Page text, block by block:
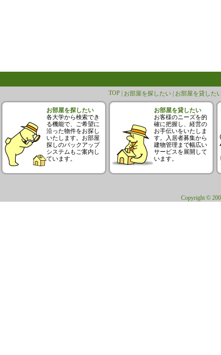
TOP | お部屋を探したい | お部屋を貸した
お部屋を探したい
各大学から検索でき
る機能で、ご希望に
沿った物件をお探し
いたします。お部屋
探しのバックアップ
システムもご案内し
ています。
お部屋を貸したい
お客様のニーズを的
確に把握し、経営の
お手伝いをいたしま
す。入居者募集から
建物管理まで幅広い
サービスを展開して
います。
Copyright ©